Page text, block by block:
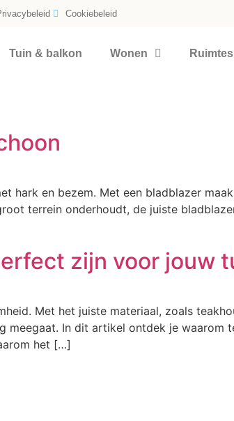
Cookiebeleid
Tuin & balkon Wonen Ruimtes
hark en bezem. Met een bladblazer
terrein onderhoudt, de juiste
zijn voor jouw
Met het juiste materiaal, zoals
In dit artikel ontdek je waarom
het […]